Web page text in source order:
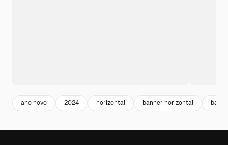
ano novo 2024 horizontal banner horizontal